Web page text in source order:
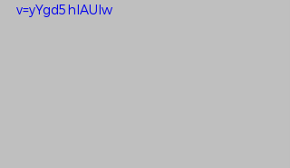
v=yYgd5hIAUIw